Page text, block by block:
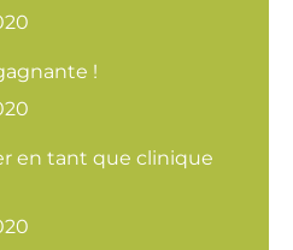
!
en tant que clinique